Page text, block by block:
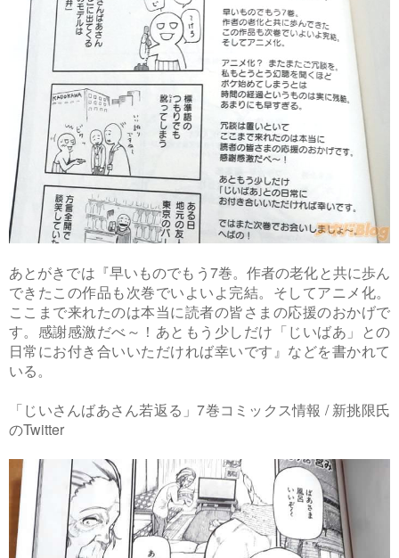
あとがきでは『早いものでもう7巻。作者の老化と共に歩ん
できたこの作品も次巻でいよいよ完結。そしてアニメ化。
ここまで来れたのは本当に読者の皆さまの応援のおかげで
す。感謝感激だべ～！あともう少しだけ「じいばあ」との
日常にお付き合いいただければ幸いです』などを書かれて
いる。
「じいさんばあさん若返る」7巻コミックス情報 / 新挑限氏
のTwitter